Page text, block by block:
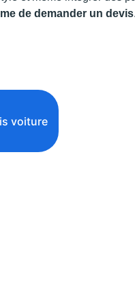
de demander un devis
voiture